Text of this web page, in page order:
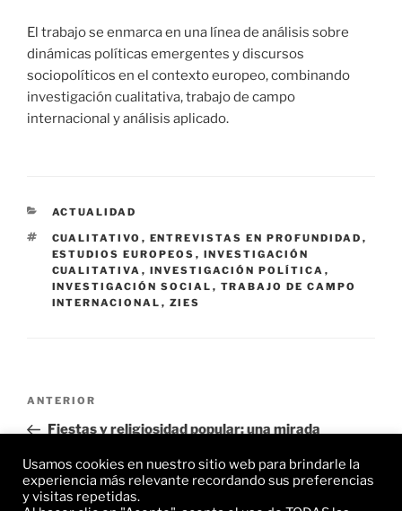
El trabajo se enmarca en una línea de análisis sobre
dinámicas políticas emergentes y discursos
sociopolíticos en el contexto europeo, combinando
investigación cualitativa, trabajo de campo
internacional y análisis aplicado.
CATEGORÍAS
ACTUALIDAD
ETIQUETAS
CUALITATIVO , ENTREVISTAS EN PROFUNDIDAD ,
ESTUDIOS EUROPEOS , INVESTIGACIÓN
CUALITATIVA , INVESTIGACIÓN POLÍTICA ,
INVESTIGACIÓN SOCIAL , TRABAJO DE CAMPO
INTERNACIONAL , ZIES
Navegación
Entrada
anterior:
ANTERIOR
Fiestas y religiosidad popular: una mirada
Siguiente
SIGUIENTE
Usamos cookies en nuestro sitio web para brindarle la
experiencia más relevante recordando sus preferencias
y visitas repetidas.